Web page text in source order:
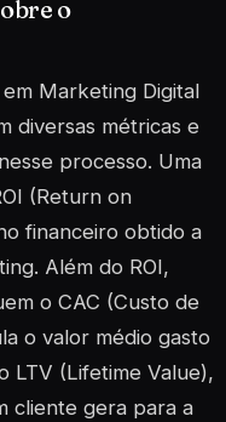
o
Marketing Digital
diversas métricas e
processo. Uma
(Return on
financeiro obtido a
Além do ROI,
o CAC (Custo de
o valor médio gasto
LTV (Lifetime Value),
cliente gera para a